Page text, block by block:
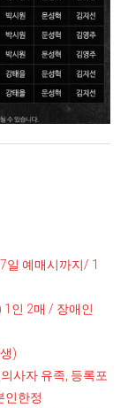
일 예매시까지/ 1
1인 2매 / 장애인
)
사자 유족, 등록포
인한정